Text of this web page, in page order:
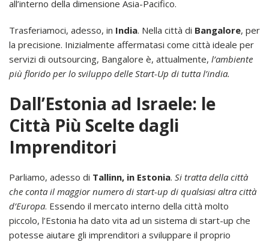
all’interno della dimensione Asia-Pacifico.
Trasferiamoci, adesso, in India. Nella città di Bangalore, per
la precisione. Inizialmente affermatasi come città ideale per
servizi di outsourcing, Bangalore è, attualmente, l’ambiente
più florido per lo sviluppo delle Start-Up di tutta l’india.
Dall’Estonia ad Israele: le
Città Più Scelte dagli
Imprenditori
Parliamo, adesso di Tallinn, in Estonia. Si tratta della città
che conta il maggior numero di start-up di qualsiasi altra città
d’Europa. Essendo il mercato interno della città molto
piccolo, l’Estonia ha dato vita ad un sistema di start-up che
potesse aiutare gli imprenditori a sviluppare il proprio